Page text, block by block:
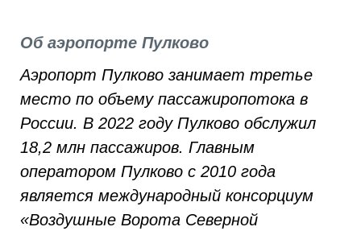
Об аэропорте Пулково
Аэропорт Пулково занимает третье
место по объему пассажиропотока в
России. В 2022 году Пулково обслужил
18,2 млн пассажиров. Главным
оператором Пулково с 2010 года
является международный консорциум
«Воздушные Ворота Северной